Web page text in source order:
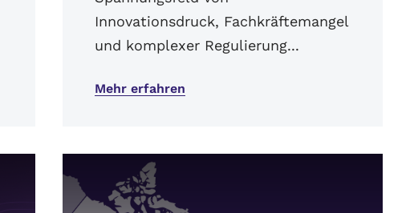
Innovationsdruck, Fachkräftemangel
und komplexer Regulierung...
Mehr erfahren